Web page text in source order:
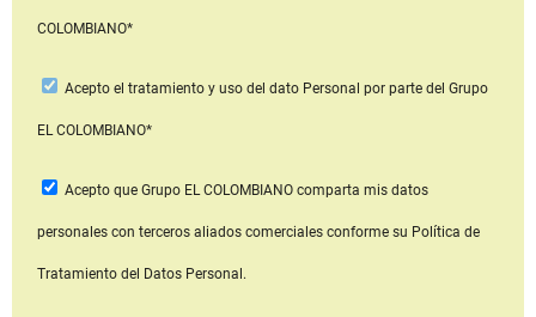
COLOMBIANO*
Acepto el tratamiento y uso del dato Personal por parte del Grupo
EL COLOMBIANO*
Acepto que Grupo EL COLOMBIANOcomparta mis datos
personales con terceros aliados comerciales conforme su Política de
Tratamiento del Datos Personal.